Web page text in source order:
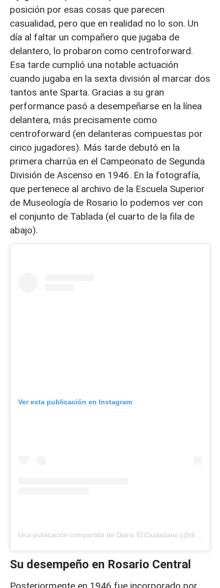
posición por esas cosas que parecen
casualidad, pero que en realidad no lo son. Un
día al faltar un compañero que jugaba de
delantero, lo probaron como centroforward.
Esa tarde cumplió una notable actuación
cuando jugaba en la sexta división al marcar dos
tantos ante Sparta. Gracias a su gran
performance pasó a desempeñarse en la línea
delantera, más precisamente como
centroforward (en delanteras compuestas por
cinco jugadores). Más tarde debutó en la
primera charrúa en el Campeonato de Segunda
División de Ascenso en 1946. En la fotografía,
que pertenece al archivo de la Escuela Superior
de Museología de Rosario lo podemos ver con
el conjunto de Tablada (el cuarto de la fila de
abajo).
Ver esta publicación en Instagram
Su desempeño en Rosario Central